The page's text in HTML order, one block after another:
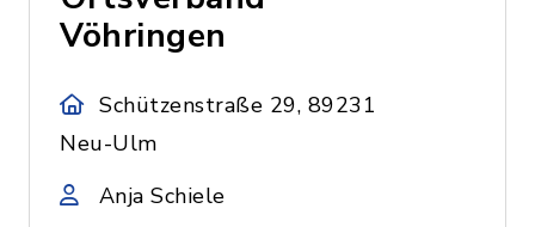
Vöhringen
Schützenstraße 29, 89231
Neu-Ulm
Anja Schiele